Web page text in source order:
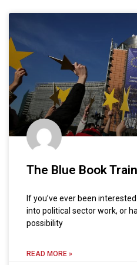
The Blue Book
If you’ve ever been
into political sector work, or
possibility
READ MORE »